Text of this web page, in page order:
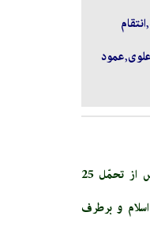
باید اذعان نمود امام‏ على‏ عليه السلام پس از تحمّل 25
و برطرف